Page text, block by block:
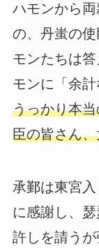
ハモンから
の、丹蚩の
モンたちは
モンに「余計
うっかり本
臣の皆さん
承鄞は東宮
に感謝し、
許しを請う